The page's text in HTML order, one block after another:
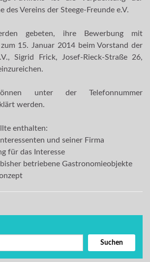
des Vereins der Steege-Freunde e.V.
gebeten, ihre Bewerbung mit
15. Januar 2014 beim Vorstand der
Sigrid Frick, Josef-Rieck-Straße 26,
unter der Telefonnummer
werden.
enthalten:
und seiner Firma
für das Interesse
bisher betriebene Gastronomieobjekte
Suchen